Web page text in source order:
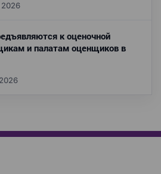
к оценочной
и палатам оценщиков в